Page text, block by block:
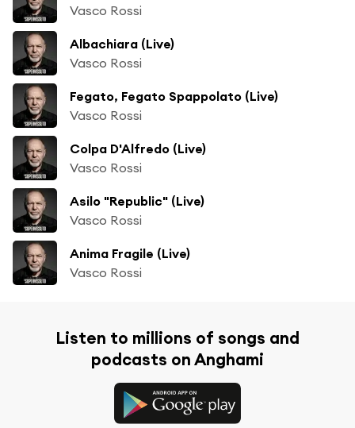
Vasco Rossi
Albachiara (Live)
Vasco Rossi
Fegato, Fegato Spappolato (Live)
Vasco Rossi
Colpa D'Alfredo (Live)
Vasco Rossi
Asilo "Republic" (Live)
Vasco Rossi
Anima Fragile (Live)
Vasco Rossi
Listen to millions of songs and
podcasts on Anghami